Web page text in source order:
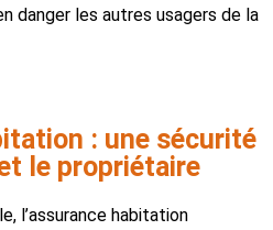
danger les autres usagers de la
: une sécurité
le propriétaire
l’assurance habitation